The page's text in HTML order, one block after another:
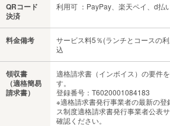
QRコード
決済
利用可 ：PayPay、楽天ペイ、d払
料金備考
サービス料5％(ランチとコースの
込
領収書
（適格簡易
請求書）
適格請求書（インボイス）の要件
す。
登録番号：T6020001084183
※適格請求書発行事業者の最新の
ス制度適格請求書発行事業者公表
確認ください。